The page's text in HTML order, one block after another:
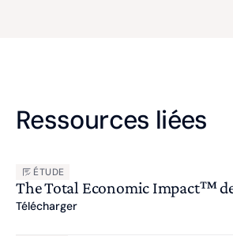
Ressources liées
ÉTUDE
The Total Economic Impact™
Télécharger